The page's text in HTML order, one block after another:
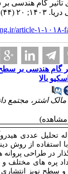
بالا در گام های
از جمله مهمترین
استاندارد پروانه
های مربوط به
تحلیل عددی از مدل